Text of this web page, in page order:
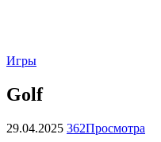
Игры
Golf
29.04.2025 362Просмотра